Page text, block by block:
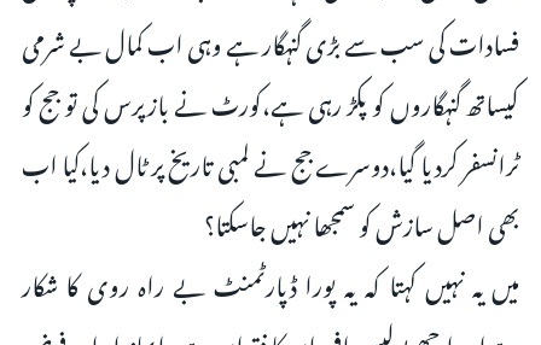
فسادات کی سب سے بڑی گنہگار ہے وہی اب کمال بے شرمی
کیساتھ گنہگاروں کو پکڑ رہی ہے،کورٹ نے بازپرس کی تو جج کو
ٹرانسفر کردیا گیا،دوسرے جج نے لمبی تاریخ پر ٹال دیا،کیا اب
بھی اصل سازش کو سمجھا نہیں جاسکتا؟
میں یہ نہیں کہتا کہ یہ پورا ڈپارٹمنٹ بے راہ روی کا شکار